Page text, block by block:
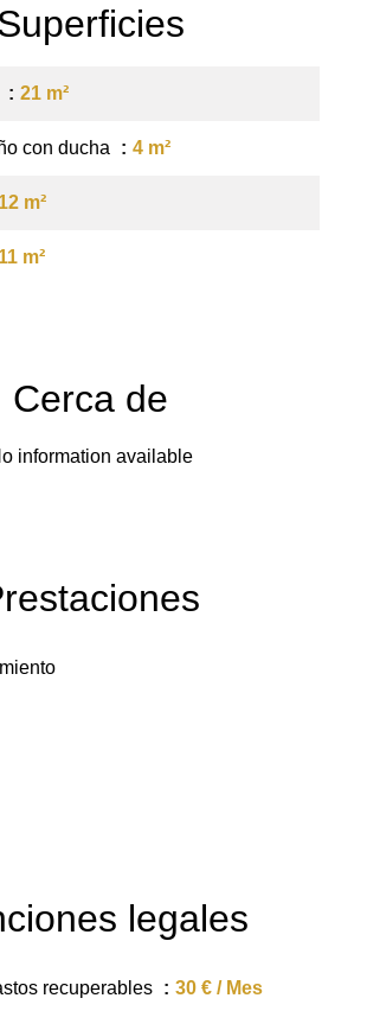
21 m²
con ducha 4 m²
12 m²
11 m²
Cerca de
information available
legales
recuperables 30 € / Mes